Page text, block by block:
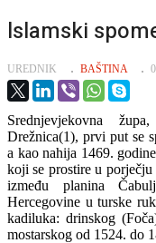
lslamski
UREDNIK BAŠTINA
Srednjevjekovna
Drežnica(1), prvi put se
a kao nahija 1469.
koji se prostire u
između planina
Hercegovine u turske
kadiluka: drinskog
mostarskog od 1524. do